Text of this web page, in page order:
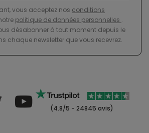
vous acceptez nos conditions
politique de données personnelles .
désabonner à tout moment depuis le
chaque newsletter que vous recevrez.
(4.8/5 - 24845 avis)